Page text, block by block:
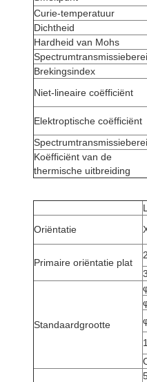
Curie-temperatuur
Dichtheid
Hardheid van Mohs
Brekingsindex
Niet-lineaire coëfficiënt
Elektroptische coëfficiënt
Koëfficiënt van de
thermische uitbreiding
Oriëntatie
Primaire oriëntatie plat
Standaardgrootte